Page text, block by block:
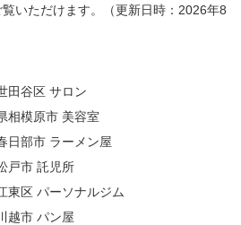
いただけます。（更新日時：2026年8
田谷区 サロン
相模原市 美容室
日部市 ラーメン屋
戸市 託児所
東区 パーソナルジム
越市 パン屋